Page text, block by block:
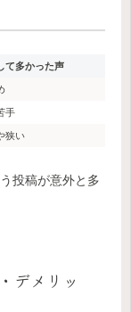
て多かった声
手
狭い
投稿が意外と多
デメリッ